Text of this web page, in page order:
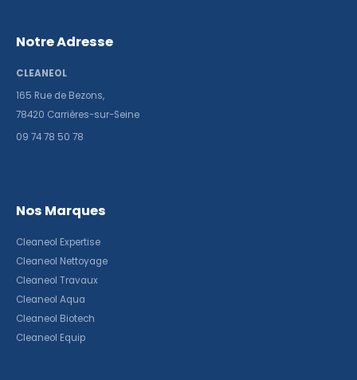
Notre Adresse
CLEANEOL
165 Rue de Bezons,
78420 Carrières-sur-Seine
09 74 78 50 78
Nos Marques
Cleaneol Expertise
Cleaneol Nettoyage
Cleaneol Travaux
Cleaneol Aqua
Cleaneol Biotech
Cleaneol Equip